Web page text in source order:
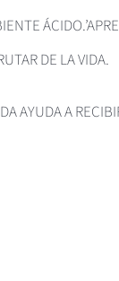
DE LA VIDA.
AYUDA A